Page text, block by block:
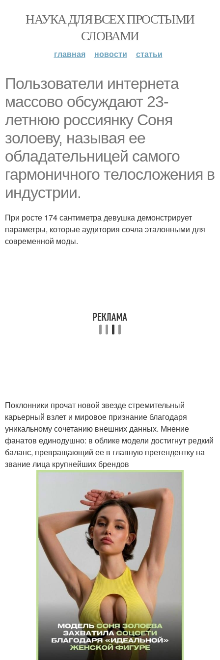
НАУКА ДЛЯ ВСЕХ ПРОСТЫМИ
СЛОВАМИ
главная новости статьи
Пользователи интернета
массово обсуждают 23-
летнюю россиянку Соня
золоеву, называя ее
обладательницей самого
гармоничного телосложения в
индустрии.
При росте 174 сантиметра девушка демонстрирует
параметры, которые аудитория сочла эталонными для
современной моды.
Поклонники прочат новой звезде стремительный
карьерный взлет и мировое признание благодаря
уникальному сочетанию внешних данных. Мнение
фанатов единодушно: в облике модели достигнут редкий
баланс, превращающий ее в главную претендентку на
звание лица крупнейших брендов